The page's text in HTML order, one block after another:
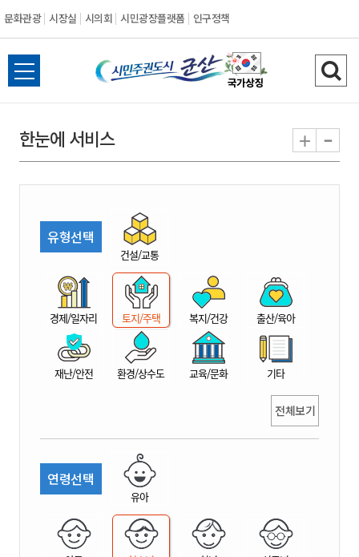
문화관광 시장실 시의회 시민광장플랫폼 인구정책
시
민
권
시
산
전
체
뉴
열
검
색
기
한눈에 서비스 + -
유형선택
건설/교통
경제/일자리 토지/주택 복지/건강 출산/육아
재난/안전 환경/상수도 교육/문화 기타
전체보기
연령선택
유아